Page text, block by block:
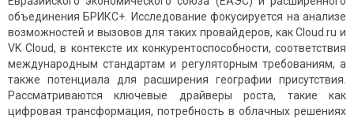
объединения БРИКС+. Исследование фокусируется на анализе
возможностей и вызовов для таких провайдеров, как Cloud.ru и
VK Cloud, в контексте их конкурентоспособности, соответствия
международным стандартам и регуляторным требованиям, а
также потенциала для расширения географии присутствия.
Рассматриваются ключевые драйверы роста, такие как
цифровая трансформация, потребность в облачных решениях